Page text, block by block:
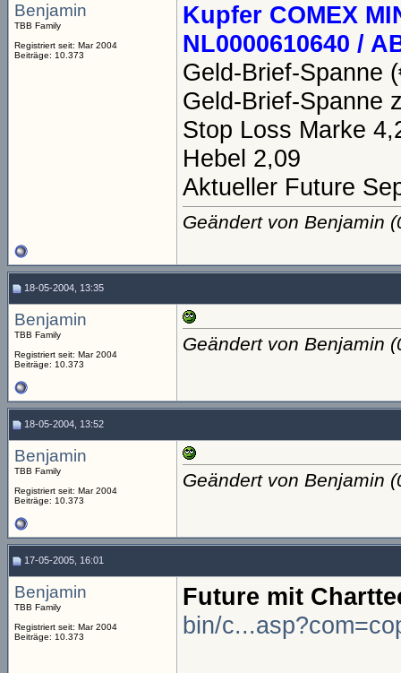
Benjamin
TBB Family
Registriert seit: Mar 2004
Beiträge: 10.373
Kupfer COMEX
NL0000610640 /
Geld-Brief-Spanne
Geld-Brief-Spanne
Stop Loss Marke
Hebel 2,09
Aktueller Future
Geändert von Benjamin
18-05-2004, 13:35
Benjamin
TBB Family
Registriert seit: Mar 2004
Beiträge: 10.373
Geändert von Benjamin
18-05-2004, 13:52
Benjamin
TBB Family
Registriert seit: Mar 2004
Beiträge: 10.373
Geändert von Benjamin
17-05-2005, 16:01
Benjamin
TBB Family
Registriert seit: Mar 2004
Beiträge: 10.373
Future mit
bin/